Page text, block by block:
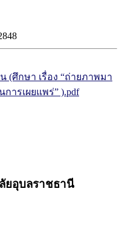
(ศึกษา เรื่อง “ถ่ายภาพมา
ารเผยแพร่” ).pdf
ยอุบลราชธานี